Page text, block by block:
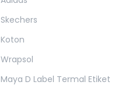
Skechers
Koton
Wrapsol
Maya D Label Termal Etiket